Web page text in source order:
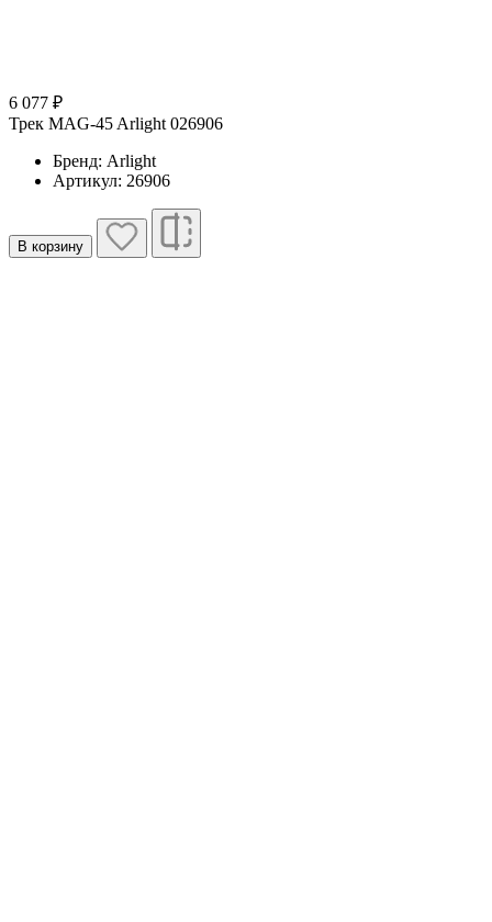
6 077 ₽
Трек MAG-45 Arlight 026906
Бренд: Arlight
Артикул: 26906
В корзину